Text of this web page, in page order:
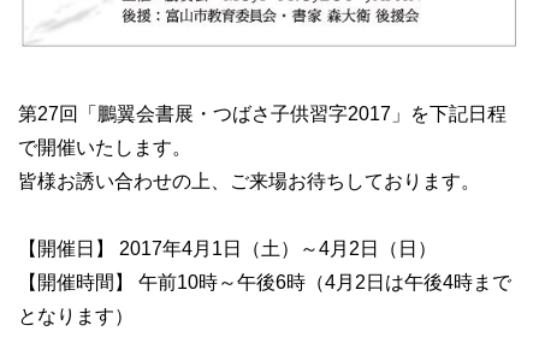
第27回「鵬翼会書展・つばさ子供習字2017」を下記日程
で開催いたします。
皆様お誘い合わせの上、ご来場お待ちしております。
【開催日】 2017年4月1日（土）～4月2日（日）
【開催時間】 午前10時～午後6時（4月2日は午後4時まで
となります）